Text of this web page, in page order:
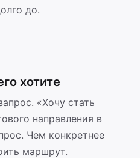
до.
хотите
«Хочу стать
направления в
Чем конкретнее
маршрут.